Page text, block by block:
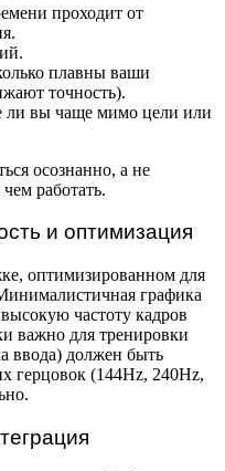
проходит от
плавны ваши
точность).
ли вы чаще мимо цели или
осознанно, а не
работать.
и оптимизация
оптимизированном для
графика
частоту кадров
важно для тренировки
ввода) должен быть
герцовок (144Hz, 240Hz,